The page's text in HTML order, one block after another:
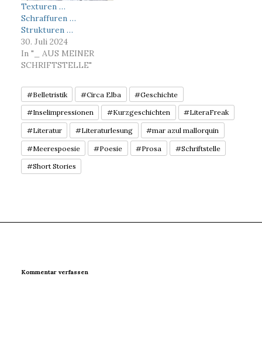
Texturen …
Schraffuren …
Strukturen …
30. Juli 2024
In "_ AUS MEINER
SCHRIFTSTELLE"
#Belletristik #Circa Elba #Geschichte
#Inselimpressionen #Kurzgeschichten #LiteraFreak
#Literatur #Literaturlesung #mar azul mallorquin
#Meerespoesie #Poesie #Prosa #Schriftstelle
#Short Stories
Kommentar verfassen